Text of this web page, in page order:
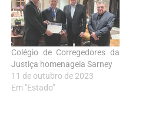
Colégio de Corregedores da
Justiça homenageia Sarney
11 de outubro de 2023
Em "Estado"